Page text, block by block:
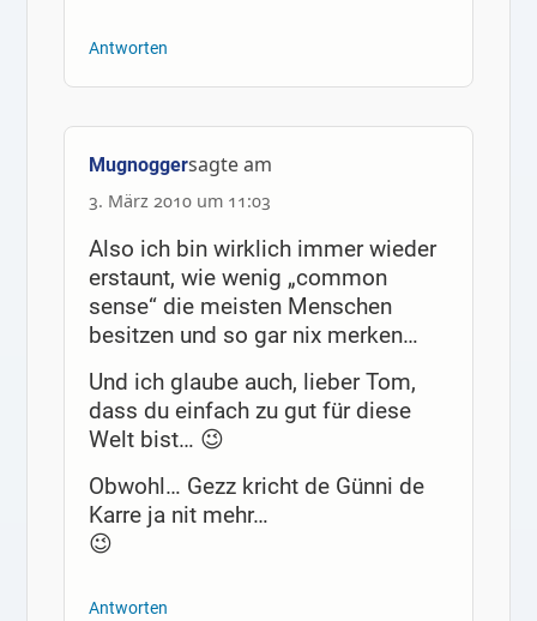
Antworten
Mugnoggersagte am
3. März 2010 um 11:03
Also ich bin wirklich immer wieder
erstaunt, wie wenig „common
sense“ die meisten Menschen
besitzen und so gar nix merken…
Und ich glaube auch, lieber Tom,
dass du einfach zu gut für diese
Welt bist… 😉
Obwohl… Gezz kricht de Günni de
Karre ja nit mehr…
😉
Antworten